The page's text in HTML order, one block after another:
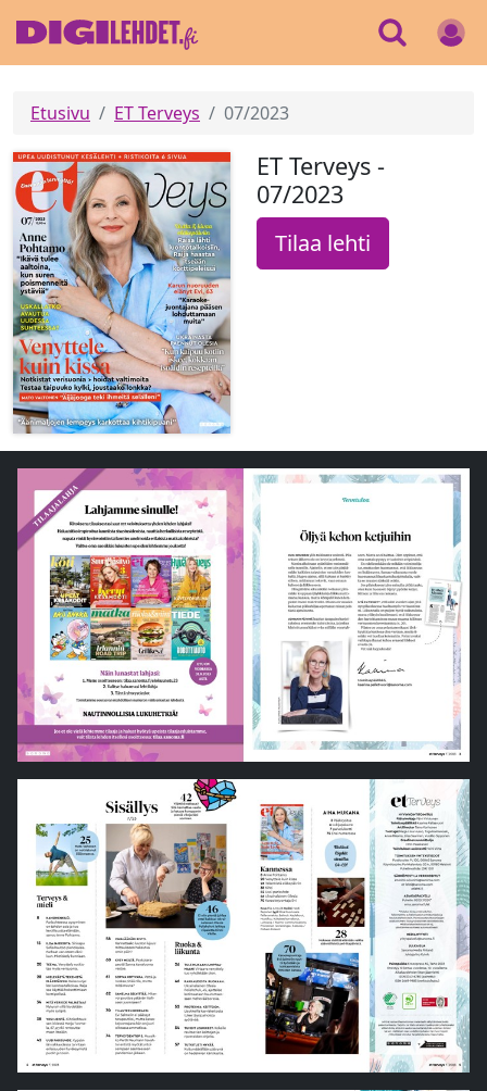
Etusivu ET Terveys 07/2023
ET Terveys -
07/2023
Tilaa lehti